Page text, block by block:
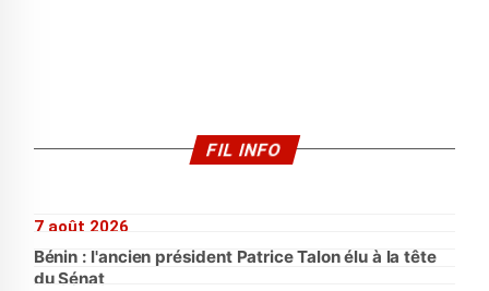
FIL INFO
7 août 2026
Bénin : l'ancien président Patrice Talon élu à la tête
du Sénat